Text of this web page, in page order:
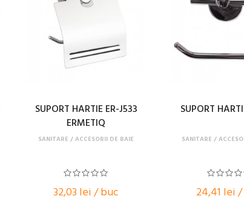
SUPORT HARTIE ER-J533
ERMETIQ
32,03 lei / buc
SANITARE ACCESORII DE BAIE
SUPORT
24,41 lei
SANITARE